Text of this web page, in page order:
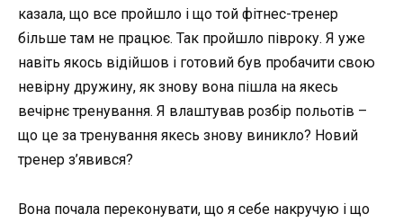
казала, що все пройшло і що той фітнес-тренер
більше там не працює. Так пройшло півроку. Я уже
навіть якось відійшов і готовий був пробачити свою
невірну дружину, як знову вона пішла на якесь
вечірнє тренування. Я влаштував розбір польотів –
що це за тренування якесь знову виникло? Новий
тренер з’явився?
Вона почала переконувати, що я себе накручую і що